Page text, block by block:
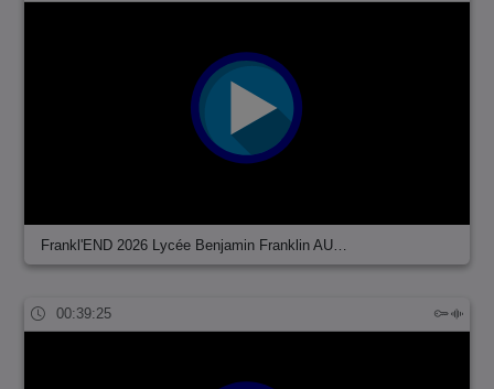
Frankl'END 2026 Lycée Benjamin Franklin AU…
00:39:25